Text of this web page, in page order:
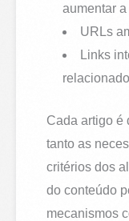
aumentar
URLs
Links
Cada artigo é
tanto as
critérios dos
do conteúdo
mecanismos